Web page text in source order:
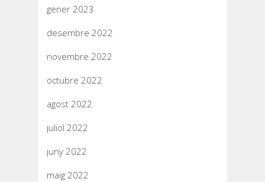
gener 2023
desembre 2022
novembre 2022
octubre 2022
agost 2022
juliol 2022
juny 2022
maig 2022